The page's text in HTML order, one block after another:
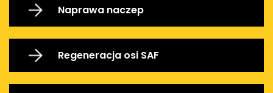
Naprawa naczep
Regeneracja osi SAF